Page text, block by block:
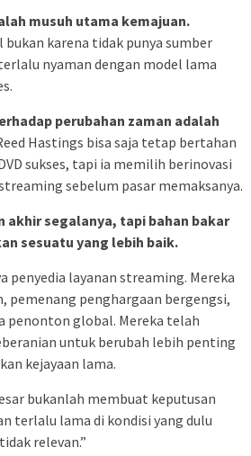
musuh utama kemajuan.
karena tidak punya sumber
nyaman dengan model lama
perubahan zaman adalah
Hastings bisa saja tetap bertahan
sukses, tapi ia memilih berinovasi
sebelum pasar memaksanya.
akhir segalanya, tapi bahan bakar
sesuatu yang lebih baik.
penyedia layanan streaming. Mereka
pemenang penghargaan bergengsi,
penonton global. Mereka telah
untuk berubah lebih penting
kejayaan lama.
bukanlah membuat keputusan
terlalu lama di kondisi yang dulu
relevan.”